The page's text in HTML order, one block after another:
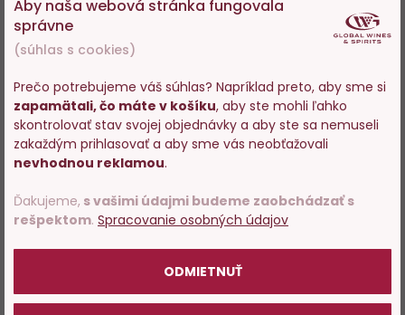
Novinka
Do
obľúbených
Novinka
Eminente Gran Reserva +
darček
Aby naša webová stránka fungovala
správne
(súhlas s cookies)
Prečo potrebujeme váš súhlas? Napríklad preto, aby sme si
zapamätali, čo máte v košíku, aby ste mohli ľahko
skontrolovať stav svojej objednávky a aby ste sa nemuseli
zakaždým prihlasovať a aby sme vás neobťažovali
nevhodnou reklamou.
Ďakujeme, s vašimi údajmi budeme zaobchádzať s
rešpektom. Spracovanie osobných údajov
ODMIETNUŤ
Vstupujete na stránky s
predajom alkoholu. Prosím
potvrďte, že Vám už bolo 18